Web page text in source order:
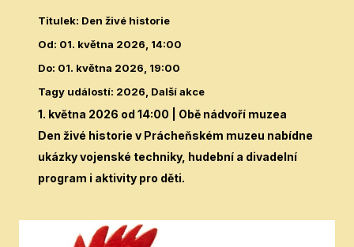
Titulek: Den živé historie
Od: 01. května 2026, 14:00
Do: 01. května 2026, 19:00
Tagy událostí: 2026, Další akce
1. května 2026 od 14:00 | Obě nádvoří muzea
Den živé historie v Prácheňském muzeu nabídne
ukázky vojenské techniky, hudební a divadelní
program i aktivity pro děti.